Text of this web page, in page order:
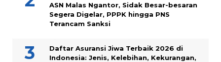
ASN Malas Ngantor, Sidak Besar-besaran
Segera Digelar, PPPK hingga PNS
Terancam Sanksi
Daftar Asuransi Jiwa Terbaik 2026 di
Indonesia: Jenis, Kelebihan, Kekurangan,